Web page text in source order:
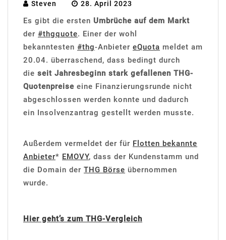
Steven 28. April 2023
Es gibt die ersten Umbrüche auf dem Markt
der #thgquote. Einer der wohl
bekanntesten #thg-Anbieter eQuota meldet am
20.04. überraschend, dass bedingt durch
die seit Jahresbeginn stark gefallenen THG-
Quotenpreise eine Finanzierungsrunde nicht
abgeschlossen werden konnte und dadurch
ein Insolvenzantrag gestellt werden musste.
Außerdem vermeldet der für Flotten bekannte
Anbieter* EMOVY, dass der Kundenstamm und
die Domain der THG Börse übernommen
wurde.
Hier geht’s zum THG-Vergleich